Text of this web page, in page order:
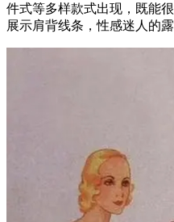
件式等多样款式出现，既能
展示肩背线条，性感迷人的